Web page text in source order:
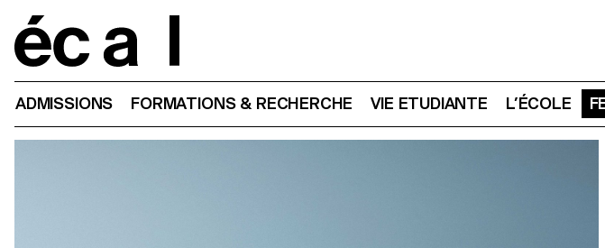
ADMISSIONS FORMATIONS & RECHERCHE VIE ETUDIANTE L’ÉCOLE